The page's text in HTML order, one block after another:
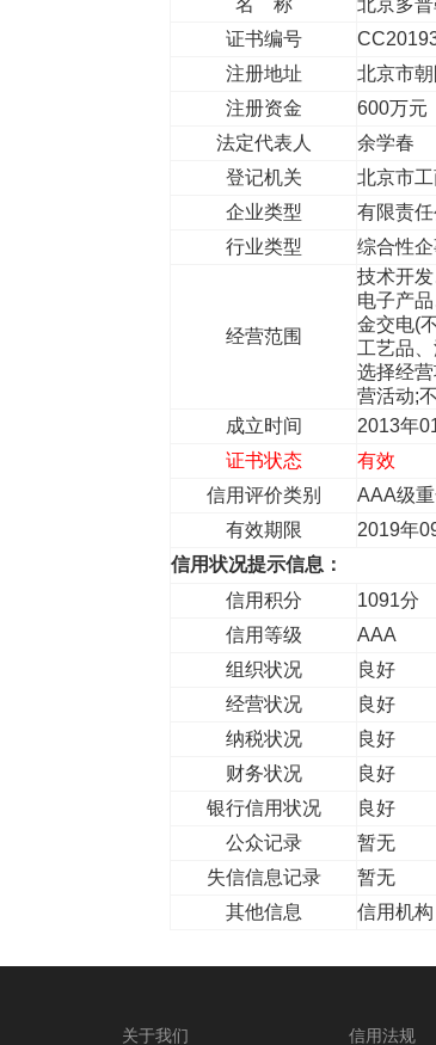
名 称
北京多
证书编号
注册地址
北京市
注册资金
600万元
法定代表人
余学春
登记机关
北京市
企业类型
有限责
行业类型
综合性
经营范围
技术开
电子产
金交电(
工艺品
选择经
营活动;
成立时间
2013年
证书状态
有效
信用评价类别
AAA级
有效期限
2019年
信用状况提示信息：
信用积分
1091分
信用等级
AAA
组织状况
良好
经营状况
良好
纳税状况
良好
财务状况
良好
银行信用状况
良好
公众记录
暂无
失信信息记录
暂无
其他信息
信用机
关于我们 信用法规